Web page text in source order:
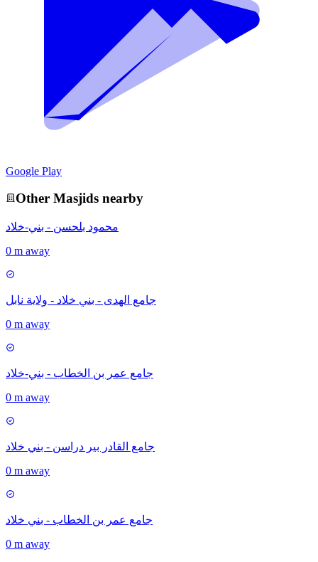
Google Play
Other Masjids nearby
محمود بلحسن - بني-خلاد
0 m away
جامع الهدى - بني خلاد - ولاية نابل
0 m away
جامع عمر بن الخطاب - بني-خلاد
0 m away
جامع القادر بير دراسن - بني خلاد
0 m away
جامع عمر بن الخطاب - بني خلاد
0 m away